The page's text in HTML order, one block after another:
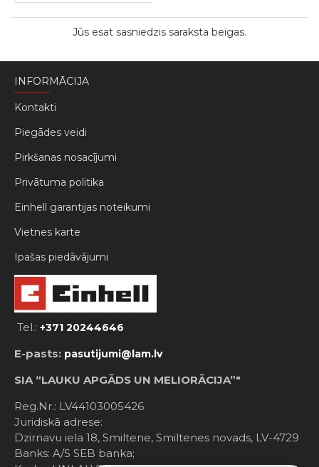
Jūs esat sasniedzis saraksta beigas.
INFORMĀCIJA
Kontakti
Piegādes veidi
Pirkšanas nosacījumi
Privātuma politika
Einhell garantijas noteikumi
Vietnes karte
Ipašas piedāvājumi
Tel.: +371 20244646
E-pasts: pasutijumi@lam.lv
SIA “LAUKU APGĀDS UN MELIORĀCIJA”"
Reg.Nr.: LV44103005426
Juridiskā adrese:
Dzirnavu iela 18, Smiltene, Smiltenes novads, LV-4729
Banks: A/S SEB banka;